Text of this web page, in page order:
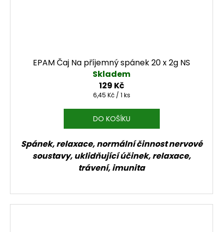
EPAM Čaj Na příjemný spánek 20 x 2g NS
Skladem
129 Kč
Měrná cena:
6,45 Kč / 1 ks
DO KOŠÍKU
Spánek, relaxace, normální činnost nervové
soustavy, uklidňující účinek, relaxace,
trávení, imunita